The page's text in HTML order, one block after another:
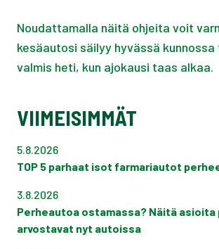
Noudattamalla näitä ohjeita voit
kesäautosi säilyy hyvässä kunnossa
valmis heti, kun ajokausi taas alkaa.
VIIMEISIMMÄT
5.8.2026
TOP 5 parhaat isot farmariautot
3.8.2026
Perheautoa ostamassa? Näitä asioita
arvostavat nyt autoissa